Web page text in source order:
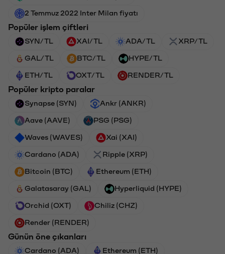
2 Temmuz 2022 Inter Milan fiyatı
Popüler işlem çiftleri
SYN/TL XAI/TL ADA/TL XRP/TL
GAL/TL BTC/TL HYPE/TL
ETH/TL OXT/TL RENDER/TL
Popüler kripto paralar
Synapse (SYN) Ankr (ANKR)
Aave (AAVE) PSG (PSG)
Waves (WAVES) Xai (XAI)
Cardano (ADA) Ripple (XRP)
Bitcoin (BTC) Ethereum (ETH)
Galatasaray (GAL) Hyperliquid (HYPE)
Orchid (OXT) Chiliz (CHZ)
Render (RENDER)
Günün öne çıkanları
Cardano (ADA) Ethereum (ETH)